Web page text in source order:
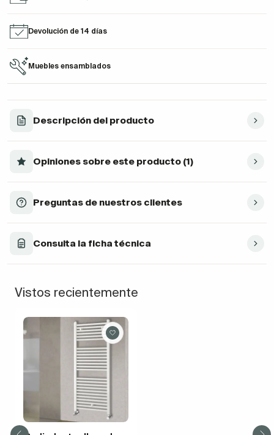
Devolución de 14 días
Muebles ensamblados
Descripción del producto
Opiniones sobre este producto (1)
Preguntas de nuestros clientes
Consulta la ficha técnica
Vistos recientemente